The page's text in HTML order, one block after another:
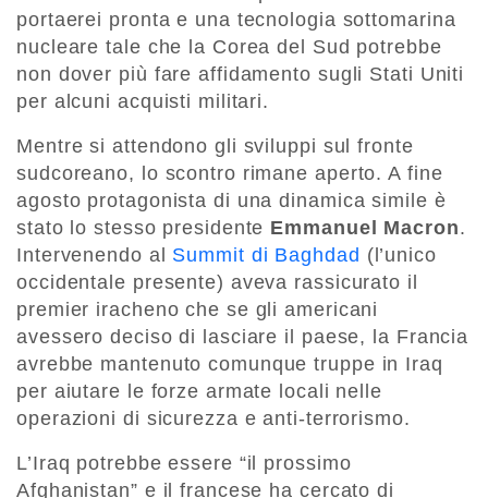
portaerei pronta e una tecnologia sottomarina
nucleare tale che la Corea del Sud potrebbe
non dover più fare affidamento sugli Stati Uniti
per alcuni acquisti militari.
Mentre si attendono gli sviluppi sul fronte
sudcoreano, lo scontro rimane aperto. A fine
agosto protagonista di una dinamica simile è
stato lo stesso presidente Emmanuel Macron.
Intervenendo al Summit di Baghdad (l’unico
occidentale presente) aveva rassicurato il
premier iracheno che se gli americani
avessero deciso di lasciare il paese, la Francia
avrebbe mantenuto comunque truppe in Iraq
per aiutare le forze armate locali nelle
operazioni di sicurezza e anti-terrorismo.
L’Iraq potrebbe essere “il prossimo
Afghanistan” e il francese ha cercato di